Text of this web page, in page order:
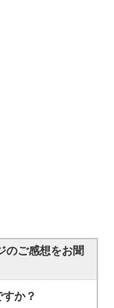
のご感想をお聞
か？